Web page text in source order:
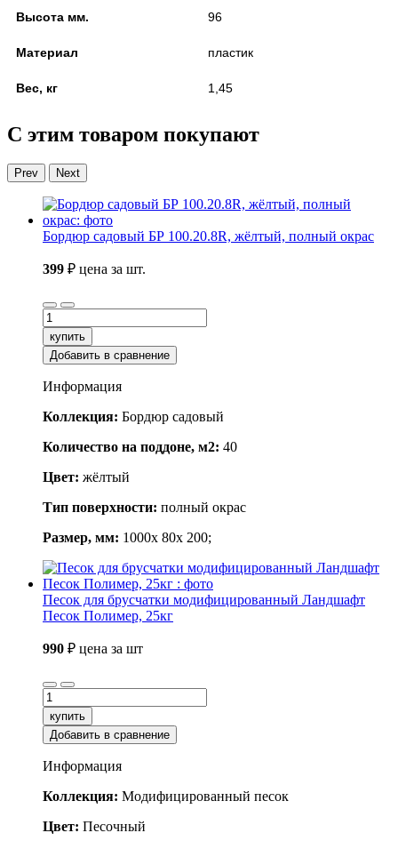
Высота мм. 96
Материал пластик
Вес, кг 1,45
С этим товаром покупают
Prev Next
Бордюр садовый БР 100.20.8R, жёлтый, полный окрас
399 ₽ цена за шт.
купить
Добавить в сравнение
Информация
Коллекция: Бордюр садовый
Количество на поддоне, м2: 40
Цвет: жёлтый
Тип поверхности: полный окрас
Размер, мм: 1000x 80x 200;
Песок для брусчатки модифицированный Ландшафт
Песок Полимер, 25кг
990 ₽ цена за шт
купить
Добавить в сравнение
Информация
Коллекция: Модифицированный песок
Цвет: Песочный